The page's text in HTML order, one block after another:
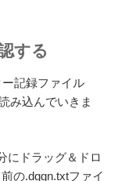
する
記録ファイル
み込んでいきま
にドラッグ＆ドロ
の.dggn.txtファイ